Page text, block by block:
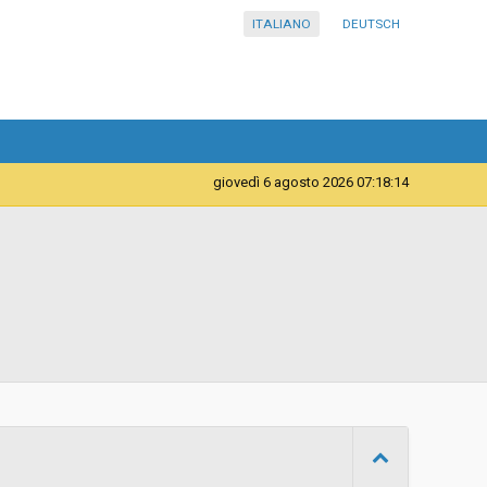
ITALIANO DEUTSCH
giovedì 6 agosto 2026 07:18:14